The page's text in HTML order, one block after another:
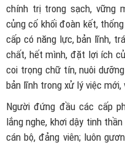
chính trị trong sạch, vững
củng cố khối đoàn kết,
cấp có năng lực, bản lĩnh,
chất, hết mình, đặt lợi ích
coi trọng chữ tín, nuôi
bản lĩnh trong xử lý việc mới,
Người đứng đầu các cấp
lắng nghe, khơi dậy tinh
cán bộ, đảng viên; luôn